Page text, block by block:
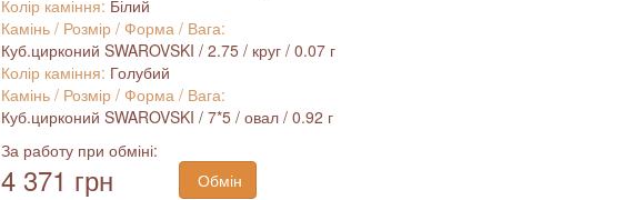
Колір каміння: Білий
Камінь / Розмір / Форма / Вага:
Куб.цирконий SWAROVSKI / 2.75 / круг / 0.07 г
Колір каміння: Голубий
Камінь / Розмір / Форма / Вага:
Куб.цирконий SWAROVSKI / 7*5 / овал / 0.92 г
За работу при обміні:
4 371 грн
Обмін